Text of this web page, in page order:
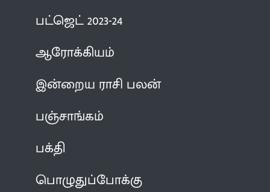
பட்ஜெட் 2023-24
ஆரோக்கியம்
இன்றைய ராசி பலன்
பஞ்சாங்கம்
பக்தி
பொழுதுப்போக்கு